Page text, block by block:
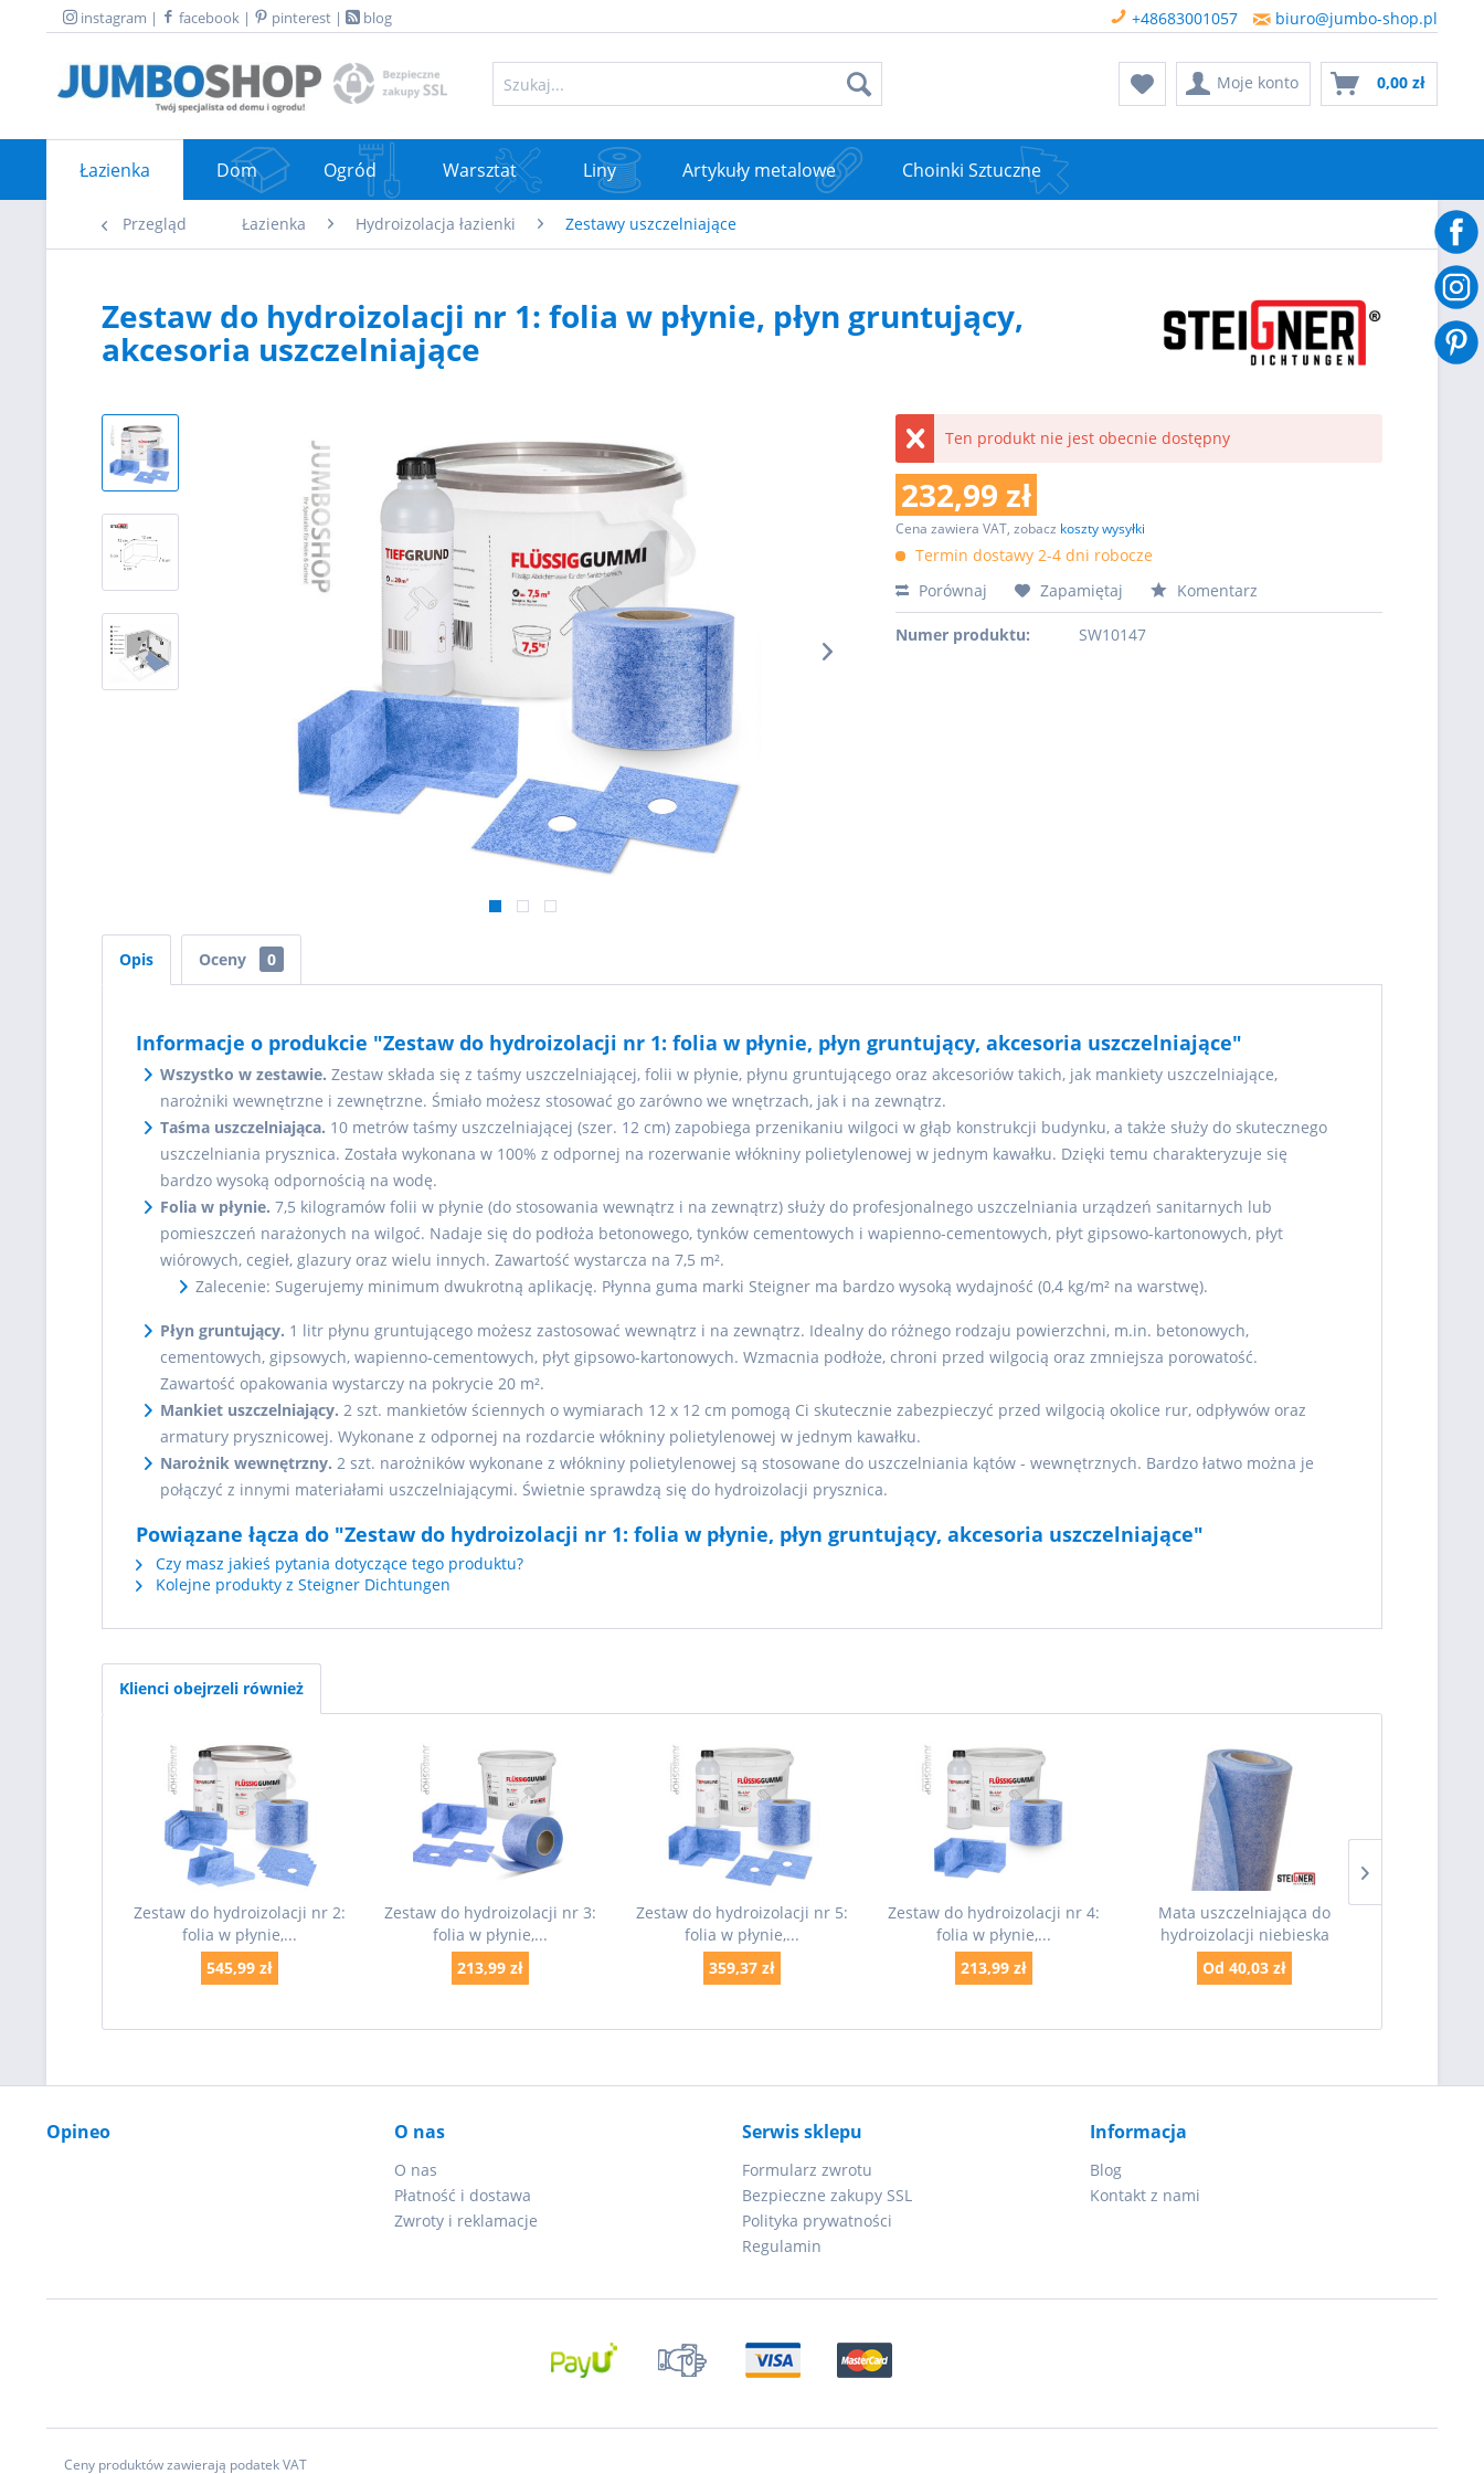
instagram | facebook | pinterest | blog +48683001057 biuro@jumbo-shop.pl
Moje konto 0,00 zł
Łazienka Dom Ogród Warsztat Liny Artykuły metalowe Choinki Sztuczne
Przegląd Łazienka Hydroizolacja łazienki Zestawy uszczelniające
Zestaw do hydroizolacji nr 1: folia w płynie, płyn gruntujący,
akcesoria uszczelniające
Ten produkt nie jest obecnie dostępny
232,99 zł
Cena zawiera VAT, zobacz koszty wysyłki
Termin dostawy 2-4 dni robocze
Porównaj
Zapamiętaj Komentarz
Numer produktu: SW10147
Opis Oceny 0
Informacje o produkcie "Zestaw do hydroizolacji nr 1: folia w płynie, płyn gruntujący, akcesoria uszczelniające"
Wszystko w zestawie. Zestaw składa się z taśmy uszczelniającej, folii w płynie, płynu gruntującego oraz akcesoriów takich, jak mankiety uszczelniające,
narożniki wewnętrzne i zewnętrzne. Śmiało możesz stosować go zarówno we wnętrzach, jak i na zewnątrz.
Taśma uszczelniająca. 10 metrów taśmy uszczelniającej (szer. 12 cm) zapobiega przenikaniu wilgoci w głąb konstrukcji budynku, a także służy do skutecznego
uszczelniania prysznica. Została wykonana w 100% z odpornej na rozerwanie włókniny polietylenowej w jednym kawałku. Dzięki temu charakteryzuje się
bardzo wysoką odpornością na wodę.
Folia w płynie. 7,5 kilogramów folii w płynie (do stosowania wewnątrz i na zewnątrz) służy do profesjonalnego uszczelniania urządzeń sanitarnych lub
pomieszczeń narażonych na wilgoć. Nadaje się do podłoża betonowego, tynków cementowych i wapienno-cementowych, płyt gipsowo-kartonowych, płyt
wiórowych, cegieł, glazury oraz wielu innych. Zawartość wystarcza na 7,5 m².
Zalecenie: Sugerujemy minimum dwukrotną aplikację. Płynna guma marki Steigner ma bardzo wysoką wydajność (0,4 kg/m² na warstwę).
Płyn gruntujący. 1 litr płynu gruntującego możesz zastosować wewnątrz i na zewnątrz. Idealny do różnego rodzaju powierzchni, m.in. betonowych,
cementowych, gipsowych, wapienno-cementowych, płyt gipsowo-kartonowych. Wzmacnia podłoże, chroni przed wilgocią oraz zmniejsza porowatość.
Zawartość opakowania wystarczy na pokrycie 20 m².
Mankiet uszczelniający. 2 szt. mankietów ściennych o wymiarach 12 x 12 cm pomogą Ci skutecznie zabezpieczyć przed wilgocią okolice rur, odpływów oraz
armatury prysznicowej. Wykonane z odpornej na rozdarcie włókniny polietylenowej w jednym kawałku.
Narożnik wewnętrzny. 2 szt. narożników wykonane z włókniny polietylenowej są stosowane do uszczelniania kątów - wewnętrznych. Bardzo łatwo można je
połączyć z innymi materiałami uszczelniającymi. Świetnie sprawdzą się do hydroizolacji prysznica.
Powiązane łącza do "Zestaw do hydroizolacji nr 1: folia w płynie, płyn gruntujący, akcesoria uszczelniające"
Czy masz jakieś pytania dotyczące tego produktu?
Kolejne produkty z Steigner Dichtungen
Klienci obejrzeli również
Zestaw do hydroizolacji nr 2:
folia w płynie,...
545,99 zł
Zestaw do hydroizolacji nr 3:
folia w płynie,...
213,99 zł
Zestaw do hydroizolacji nr 5:
folia w płynie,...
359,37 zł
Zestaw do hydroizolacji nr 4:
folia w płynie,...
213,99 zł
Mata uszczelniająca do
hydroizolacji niebieska
Od 40,03 zł
Opineo O nas
O nas
Płatność i dostawa
Zwroty i reklamacje
Serwis sklepu
Formularz zwrotu
Bezpieczne zakupy SSL
Polityka prywatności
Regulamin
Informacja
Blog
Kontakt z nami
Ceny produktów zawierają podatek VAT